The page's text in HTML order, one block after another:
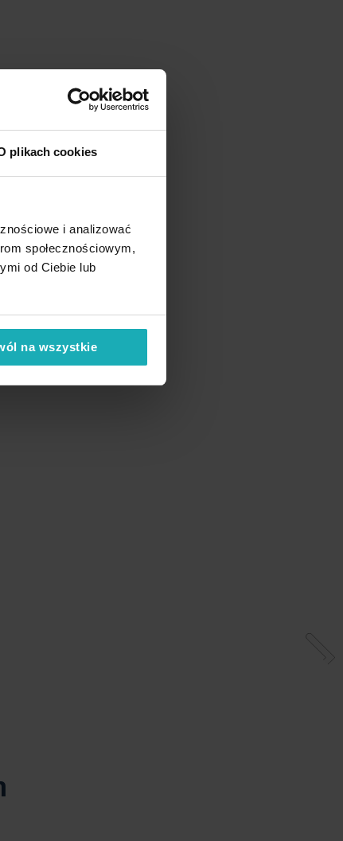
plikach cookies
i analizować
społecznościowym,
od Ciebie lub
na wszystkie